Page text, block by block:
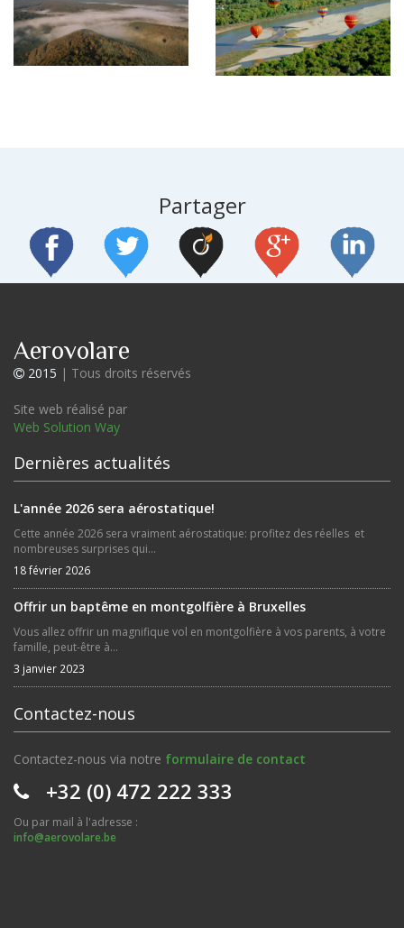
Partager
Aerovolare
2015 | Tous droits réservés
Site web réalisé par
Web Solution Way
Dernières actualités
L'année 2026 sera aérostatique!
Cette année 2026 sera vraiment aérostatique: profitez des réelles et
nombreuses surprises qui...
18 février 2026
Offrir un baptême en montgolfière à Bruxelles
Vous allez offrir un magnifique vol en montgolfière à vos parents, à votre
famille, peut-être à...
3 janvier 2023
Contactez-nous
Contactez-nous via notre formulaire de contact
+32 (0) 472 222 333
Ou par mail à l'adresse :
info@aerovolare.be